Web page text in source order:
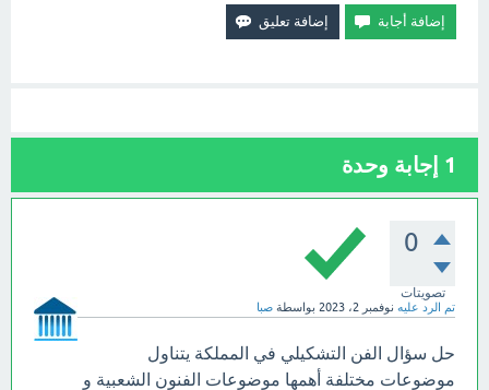
1 إجابة وحدة
0
تصويتات
تم الرد عليه نوفمبر 2، 2023 بواسطة صبا
حل سؤال الفن التشكيلي في المملكة يتناول
موضوعات مختلفة أهمها موضوعات الفنون الشعبية و